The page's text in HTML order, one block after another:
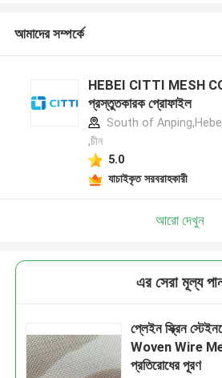
আমাদের সম্পর্কে
HEBEI CITTI MESH
প্রস্তুতকারক প্রোফাইল
South of
,চীন
5.0
যাচাইকৃত সরবরাহকারী
আরো দেখুন
এর সেরা মূল্য
প্লেইন স্ক্রিন
Woven Wire
প্রতিরোধের পূরণ